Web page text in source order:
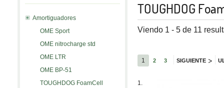
Amortiguadores
OME Sport
OME nitrocharge std
OME LTR
OME BP-51
TOUGHDOG FoamCell
TOUGHDOG
Viendo 1 - 5 de 11
1 2 3 SIGUIENTE >
1.